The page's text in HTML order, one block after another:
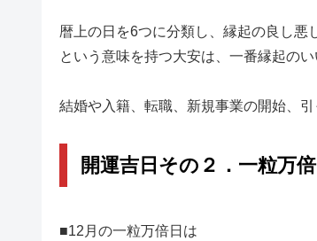
暦上の日を6つに分類し、縁起の良し
という意味を持つ大安は、一番縁起の
結婚や入籍、転職、新規事業の開始、
開運吉日その２．一粒万倍
■12月の一粒万倍日は